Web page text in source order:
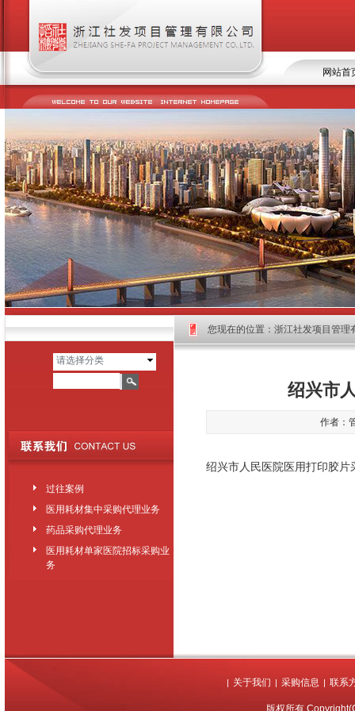
网站首
过往案例
医用耗材集中采购代理业务
药品采购代理业务
医用耗材单家医院招标采购业
务
请选择分类
您现在的位置： 浙江社发项目管理
绍兴市
作者：
绍兴市人民医院医用打印胶片
| 关于我们 | 采购信息 | 联系
版权所有